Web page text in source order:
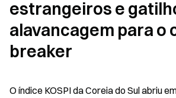
estrangeiros e
alavancagem para o
breaker
O índice KOSPI da Coreia do Sul abriu